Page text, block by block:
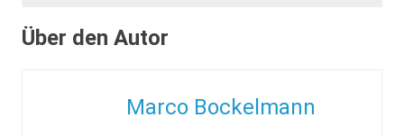
Über den Autor
Marco Bockelmann